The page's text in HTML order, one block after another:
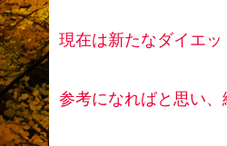
現在は新たなダイエッ
参考になればと思い、